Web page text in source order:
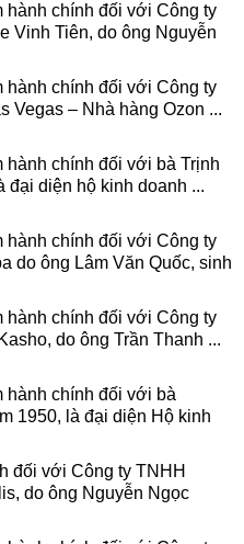
hành chính đối với Công ty
Vinh Tiên, do ông Nguyễn
hành chính đối với Công ty
Vegas – Nhà hàng Ozon ...
hành chính đối với bà Trịnh
đại diện hộ kinh doanh ...
hành chính đối với Công ty
do ông Lâm Văn Quốc, sinh
hành chính đối với Công ty
do ông Trần Thanh ...
hành chính đối với bà
1950, là đại diện Hộ kinh
đối với Công ty TNHH
do ông Nguyễn Ngọc